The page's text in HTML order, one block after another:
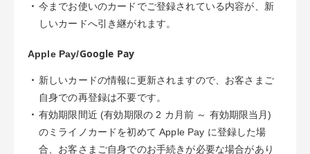
・ 今までお使いのカードでご登録されている内容が、新
しいカードへ引き継がれます。
Apple Pay/Google Pay
・ 新しいカードの情報に更新されますので、お客さまご
自身での再登録は不要です。
・ 有効期限間近 (有効期限の 2 カ月前 ～ 有効期限当月)
のミライノカードを初めて Apple Pay に登録した場
合、お客さまご自身でのお手続きが必要な場合があり